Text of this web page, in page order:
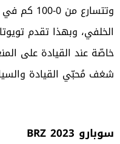
خاصّة عند القيادة على
شغف مُحبّي القيادة
سوبارو BRZ 2023